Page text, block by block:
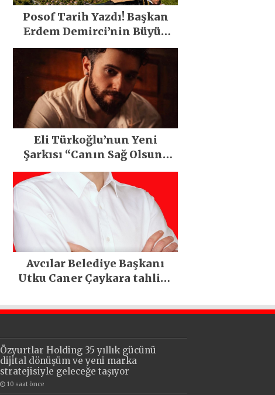
Posof Tarih Yazdı! Başkan
Erdem Demirci’nin Büyük
Emeğiyle Son Yılların En
Büyük Festivali Gerçekleşti
Eli Türkoğlu’nun Yeni
Şarkısı “Canın Sağ Olsun”
Büyük İlgi Gördü!..
Avcılar Belediye Başkanı
Utku Caner Çaykara tahliye
Özyurtlar Holding 35 yıllık gücünü
dijital dönüşüm ve yeni marka
stratejisiyle geleceğe taşıyor
10 saat önce